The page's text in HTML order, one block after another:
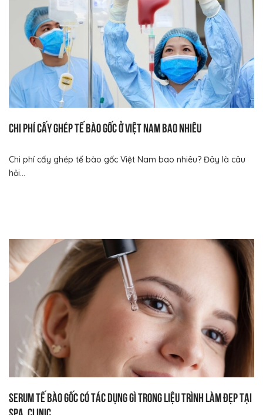
Chi phí cấy ghép tế bào gốc ở Việt Nam bao nhiêu
Chi phí cấy ghép tế bào gốc Việt Nam bao nhiêu? Đây là câu
hỏi...
Serum tế bào gốc có tác dụng gì trong liệu trình làm đẹp tại
Spa, Clinic